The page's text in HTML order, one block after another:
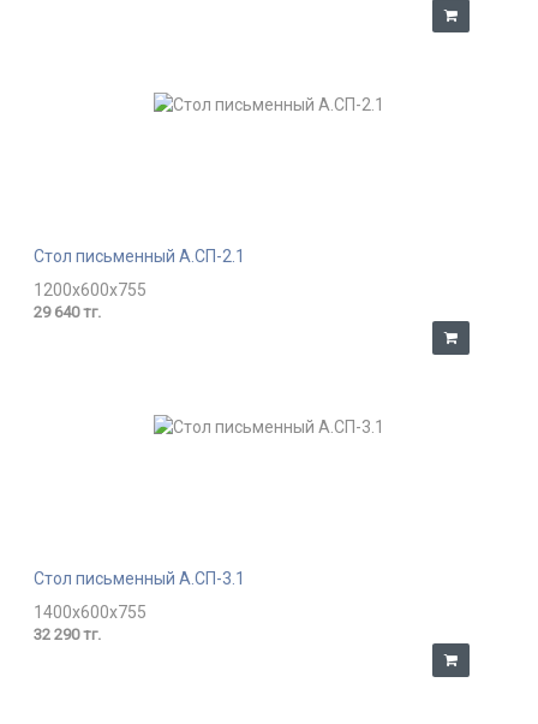
Стол письменный А.СП-2.1
1200x600x755
29 640 тг.
Стол письменный А.СП-3.1
1400x600x755
32 290 тг.